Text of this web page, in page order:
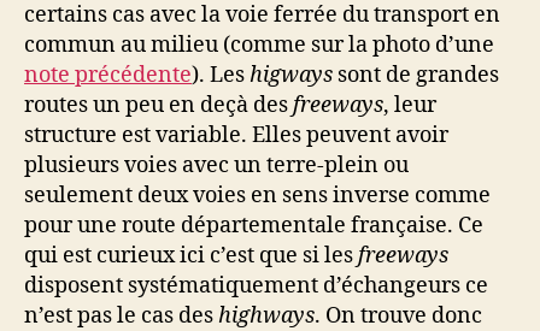
certains cas avec la voie ferrée du transport en
commun au milieu (comme sur la photo d’une
note précédente). Leshigways sont de grandes
routes un peu en deçà desfreeways, leur
structure est variable. Elles peuvent avoir
plusieurs voies avec un terre-plein ou
seulement deux voies en sens inverse comme
pour une route départementale française. Ce
qui est curieux ici c’est que si lesfreeways
disposent systématiquement d’échangeurs ce
n’est pas le cas deshighways. On trouve donc